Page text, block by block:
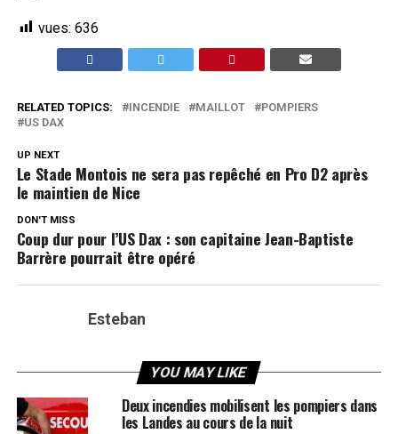
vues: 636
RELATED TOPICS: INCENDIE MAILLOT
POMPIERS
US DAX
UP NEXT
Le Stade Montois ne sera pas repêché en Pro D2 après
le maintien de Nice
DON'T MISS
Coup dur pour l’US Dax : son capitaine Jean-Baptiste
Barrère pourrait être opéré
Esteban
YOU MAY LIKE
Deux incendies mobilisent les pompiers dans
les Landes au cours de la nuit